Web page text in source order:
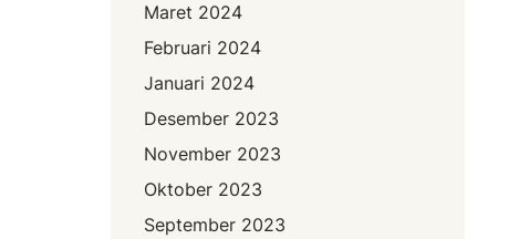
Maret 2024
Februari 2024
Januari 2024
Desember 2023
November 2023
Oktober 2023
September 2023